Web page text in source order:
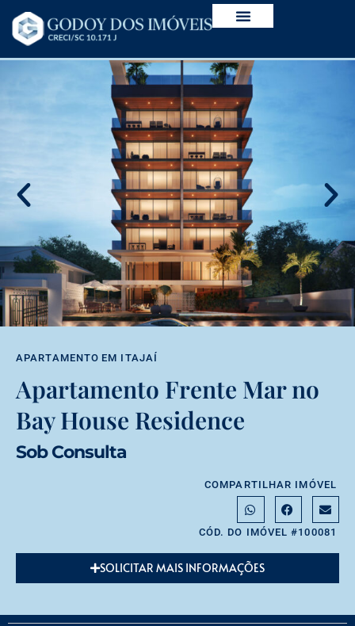
APARTAMENTO EM ITAJAÍ
Apartamento Frente Mar no
Bay House Residence
Sob Consulta
COMPARTILHAR IMÓVEL
CÓD. DO IMÓVEL #100081
SOLICITAR MAIS INFORMAÇÕES